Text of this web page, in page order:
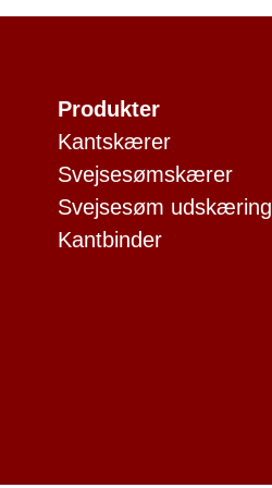
Produkter
Kantskærer
Svejsesømskærer
Svejsesøm udskæring
Kantbinder